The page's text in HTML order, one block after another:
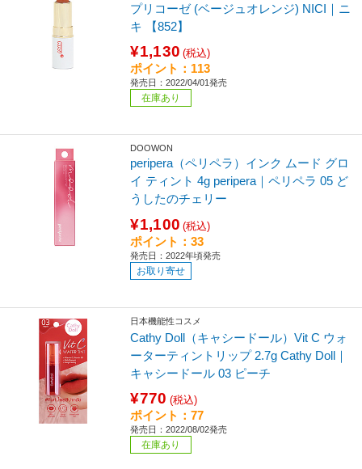
プリコーゼ (ベージュオレンジ) NICI｜ニ
キ 【852】
¥1,130 (税込)
ポイント：113
発売日：2022/04/01発売
在庫あり
DOOWON
peripera（ペリペラ）インク ムード グロ
イ ティント 4g peripera｜ペリペラ 05 ど
うしたのチェリー
¥1,100 (税込)
ポイント：33
発売日：2022年頃発売
お取り寄せ
日本機能性コスメ
Cathy Doll（キャシードール）Vit C ウォ
ーターティントリップ 2.7g Cathy Doll｜
キャシードール 03 ピーチ
¥770 (税込)
ポイント：77
発売日：2022/08/02発売
在庫あり